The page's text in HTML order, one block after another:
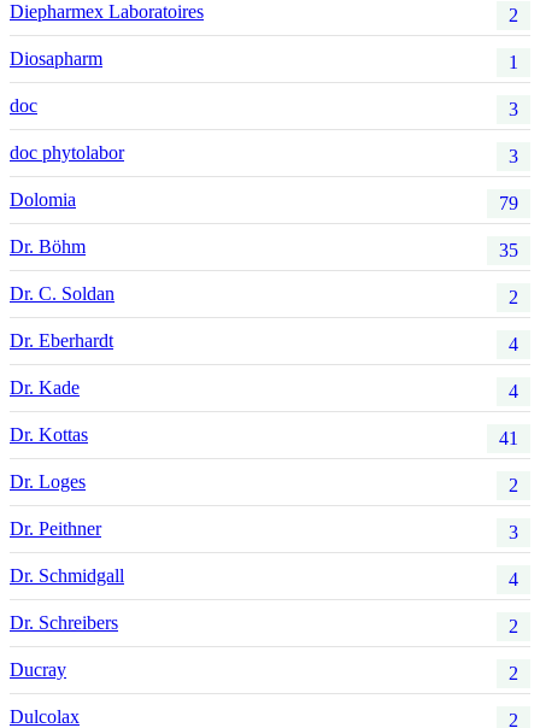
Diepharmex Laboratoires 2
Diosapharm 1
doc 3
doc phytolabor 3
Dolomia 79
Dr. Böhm 35
Dr. C. Soldan 2
Dr. Eberhardt 4
Dr. Kade 4
Dr. Kottas 41
Dr. Loges 2
Dr. Peithner 3
Dr. Schmidgall 4
Dr. Schreibers 2
Ducray 2
Dulcolax 2